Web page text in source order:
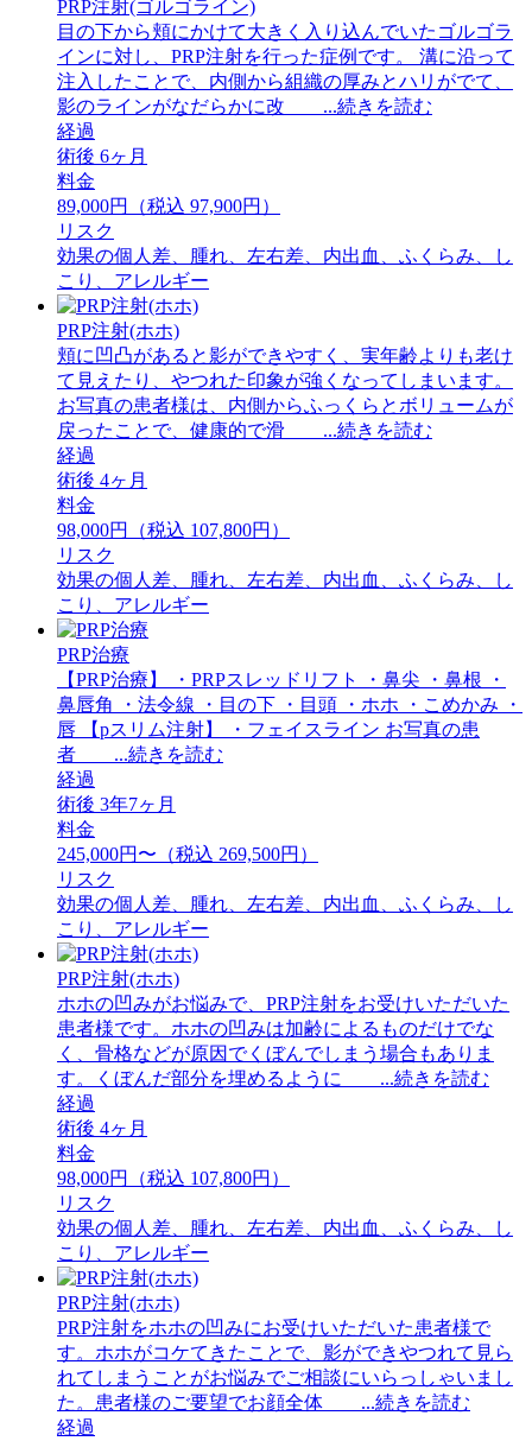
PRP注射(ゴルゴライン)
目の下から頬にかけて大きく入り込んでいたゴルゴラ
インに対し、PRP注射を行った症例です。 溝に沿って
注入したことで、内側から組織の厚みとハリがでて、
影のラインがなだらかに改 ...続きを読む
経過
術後 6ヶ月
料金
89,000円（税込 97,900円）
リスク
効果の個人差、腫れ、左右差、内出血、ふくらみ、し
こり、アレルギー
PRP注射(ホホ)
頬に凹凸があると影ができやすく、実年齢よりも老け
て見えたり、やつれた印象が強くなってしまいます。
お写真の患者様は、内側からふっくらとボリュームが
戻ったことで、健康的で滑 ...続きを読む
経過
術後 4ヶ月
料金
98,000円（税込 107,800円）
リスク
効果の個人差、腫れ、左右差、内出血、ふくらみ、し
こり、アレルギー
PRP治療
【PRP治療】 ・PRPスレッドリフト ・鼻尖 ・鼻根 ・
鼻唇角 ・法令線 ・目の下 ・目頭 ・ホホ ・こめかみ ・
唇 【pスリム注射】 ・フェイスライン お写真の患
者 ...続きを読む
経過
術後 3年7ヶ月
料金
245,000円〜（税込 269,500円）
リスク
効果の個人差、腫れ、左右差、内出血、ふくらみ、し
こり、アレルギー
PRP注射(ホホ)
ホホの凹みがお悩みで、PRP注射をお受けいただいた
患者様です。ホホの凹みは加齢によるものだけでな
く、骨格などが原因でくぼんでしまう場合もありま
す。くぼんだ部分を埋めるように ...続きを読む
経過
術後 4ヶ月
料金
98,000円（税込 107,800円）
リスク
効果の個人差、腫れ、左右差、内出血、ふくらみ、し
こり、アレルギー
PRP注射(ホホ)
PRP注射をホホの凹みにお受けいただいた患者様で
す。ホホがコケてきたことで、影ができやつれて見ら
れてしまうことがお悩みでご相談にいらっしゃいまし
た。患者様のご要望でお顔全体 ...続きを読む
経過